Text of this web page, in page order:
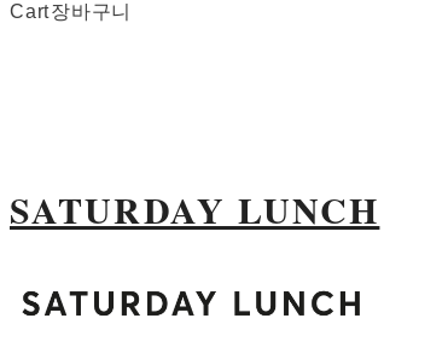
Cart장바구니
SATURDAY LUNCH